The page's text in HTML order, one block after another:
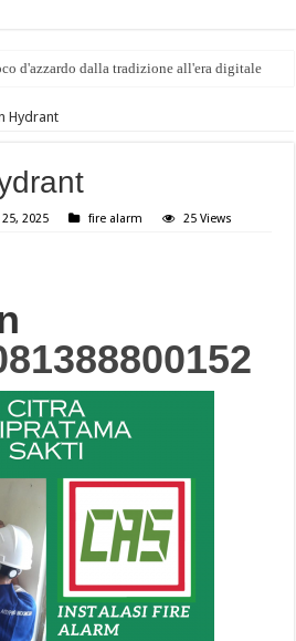
d'azzardo dalla tradizione all'era digitale
Hydrant
25, 2025 fire alarm 25 Views